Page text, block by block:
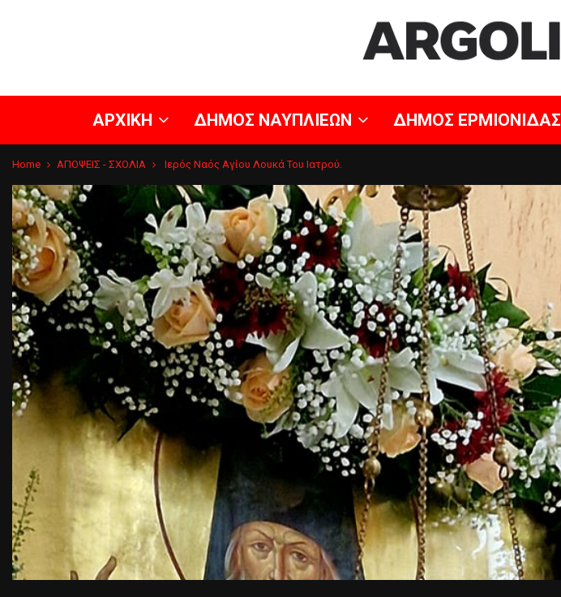
ΑΡΧΙΚΗ ΔΗΜΟΣ ΝΑΥΠΛΙΕΩΝ ΔΗΜΟΣ ΕΡΜΙΟΝΙΔΑΣ
Home ΑΠΟΨΕΙΣ - ΣΧΟΛΙΑ Ιερός Ναός Αγίου Λουκά Του Ιατρού.